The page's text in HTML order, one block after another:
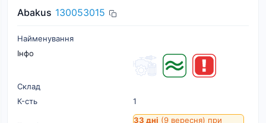
Abakus 130053015
Найменування
Інфо
Склад
К-cть
1
33 дні (9 вересня) при